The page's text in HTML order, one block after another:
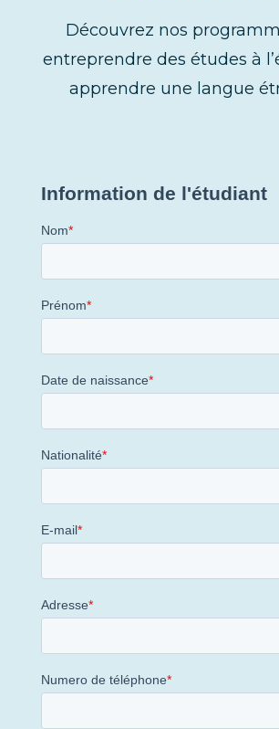
Découvrez nos
entreprendre des études à
apprendre une langue